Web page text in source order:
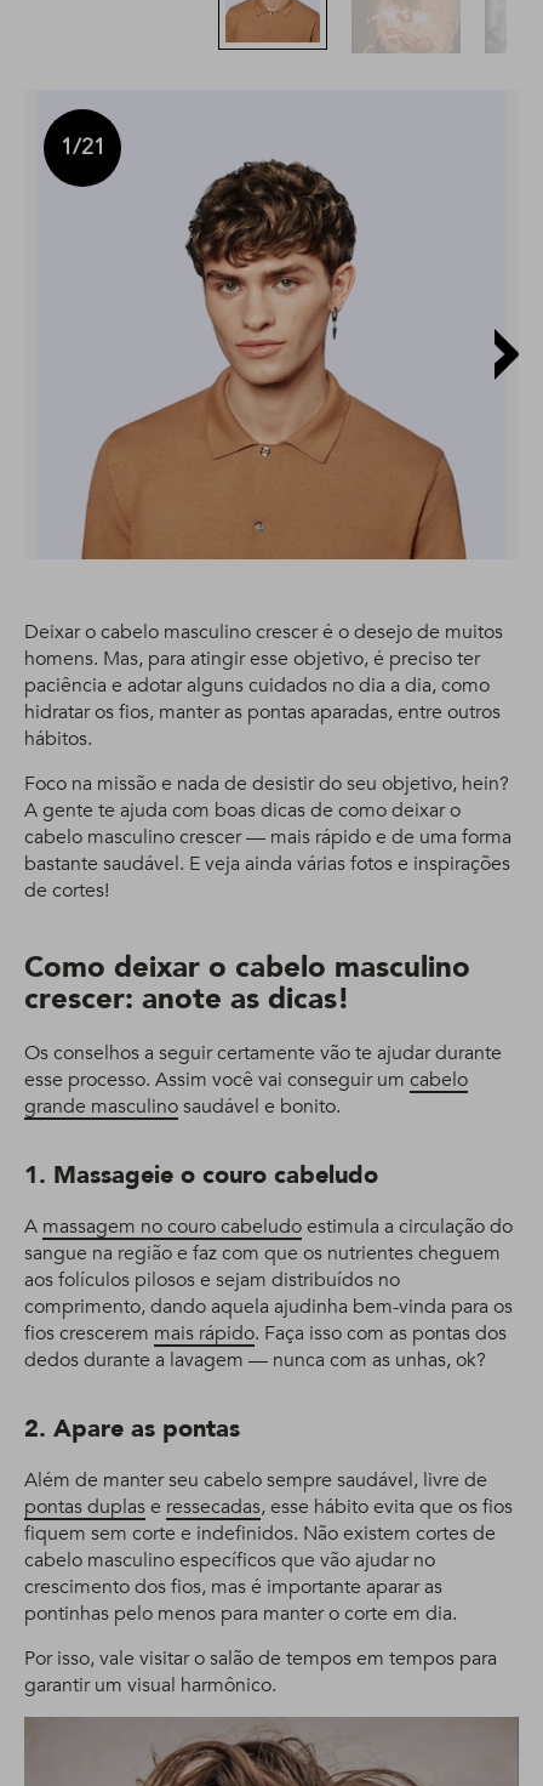
1/21
Deixar o cabelo masculino crescer é o desejo de muitos
homens. Mas, para atingir esse objetivo, é preciso ter
paciência e adotar alguns cuidados no dia a dia, como
hidratar os fios, manter as pontas aparadas, entre outros
hábitos.
Foco na missão e nada de desistir do seu objetivo, hein?
A gente te ajuda com boas dicas de como deixar o
cabelo masculino crescer — mais rápido e de uma forma
bastante saudável. E veja ainda várias fotos e inspirações
de cortes!
Como deixar o cabelo masculino
crescer: anote as dicas!
Os conselhos a seguir certamente vão te ajudar durante
esse processo. Assim você vai conseguir um cabelo
grande masculinosaudável e bonito.
1. Massageie o couro cabeludo
A massagem no couro cabeludoestimula a circulação do
sangue na região e faz com que os nutrientes cheguem
aos folículos pilosos e sejam distribuídos no
comprimento, dando aquela ajudinha bem-vinda para os
fios crescerem mais rápido. Faça isso com as pontas dos
dedos durante a lavagem — nunca com as unhas, ok?
2. Apare as pontas
Além de manter seu cabelo sempre saudável, livre de
pontas duplase ressecadas, esse hábito evita que os fios
fiquem sem corte e indefinidos. Não existem cortes de
cabelo masculino específicos que vão ajudar no
crescimento dos fios, mas é importante aparar as
pontinhas pelo menos para manter o corte em dia.
Por isso, vale visitar o salão de tempos em tempos para
garantir um visual harmônico.